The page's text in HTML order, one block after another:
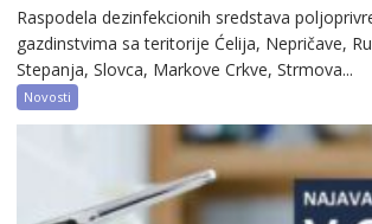
Raspodela dezinfekcionih sredstava
gazdinstvima sa teritorije Ćelija, Nepričave,
Stepanja, Slovca, Markove Crkve, Strmova...
Novosti